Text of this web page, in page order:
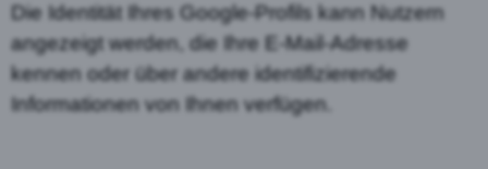
Die Identität Ihres Google-Profils kann Nutzern
angezeigt werden, die Ihre E-Mail-Adresse
kennen oder über andere identifizierende
Informationen von Ihnen verfügen.